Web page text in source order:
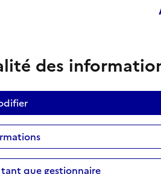
des
que gestionnaire